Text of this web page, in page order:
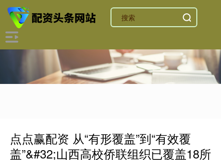
点点赢配资 从“有形覆盖”到“有效覆
盖”&#32;山西高校侨联组织已覆盖18所